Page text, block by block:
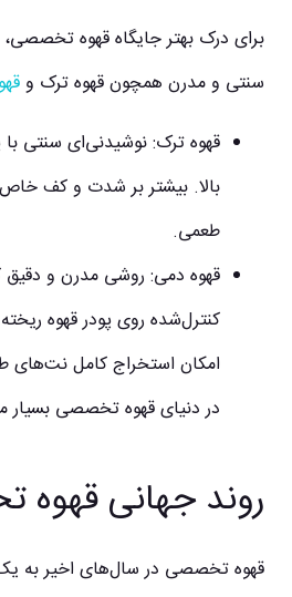
برای درک بهتر جایگاه قهوه
سنتی و مدرن همچون قهوه ترک و
قهوه ترک:نوشیدنی‌ای سنتی با
بالا. بیشتر بر شدت و کف خاص
طعمی.
قهوه دمی: روشی مدرن و
کنترل‌شده روی پودر قهوه
امکان استخراج کامل نت‌های
در دنیای قهوه تخصصی
روند جهانی
قهوه تخصصی در سال‌های اخیر به